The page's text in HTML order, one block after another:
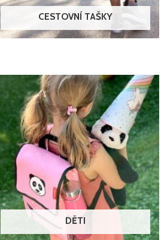
CESTOVNÍ TAŠKY
DĚTI